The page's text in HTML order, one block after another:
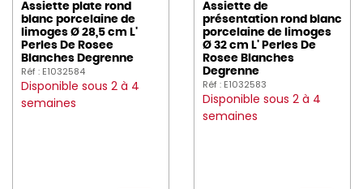
Assiette plate rond
blanc porcelaine de
limoges Ø 28,5 cm L'
Perles De Rosee
Blanches Degrenne
Réf : E1032584
Disponible sous 2 à 4
semaines
Assiette de
présentation rond blanc
porcelaine de limoges
Ø 32 cm L' Perles De
Rosee Blanches
Degrenne
Réf : E1032583
Disponible sous 2 à 4
semaines